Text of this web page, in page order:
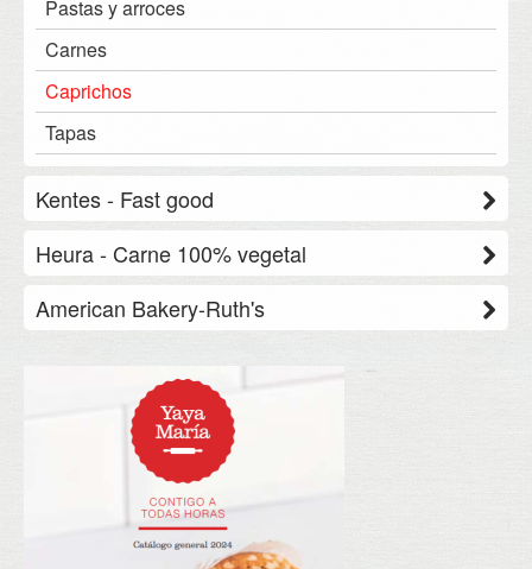
Especialidades
Brioche
Principales
Pastas y arroces
Carnes
Caprichos
Tapas
Kentes - Fast good
Pizzas
Bocadillos
Wraps
Heura - Carne 100% vegetal
Bocados
Tacos y Tiras
American Bakery-Ruth's
Cookies